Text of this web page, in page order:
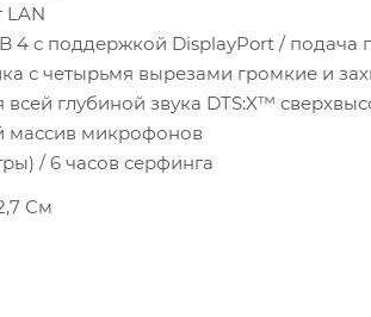
LAN
4 с поддержкой DisplayPort /
с четырьмя вырезами громкие и
всей глубиной звука DTS:X™
массив микрофонов
/ 6 часов серфинга
См